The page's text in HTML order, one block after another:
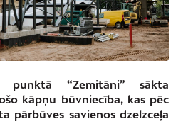
punktā “Zemitāni” sākta
kāpņu būvniecība, kas pēc
pārbūves savienos dzelzceļa